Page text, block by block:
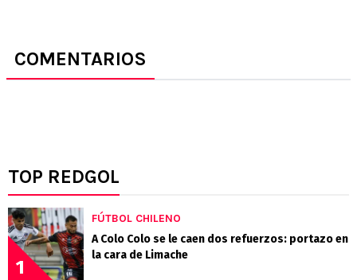
COMENTARIOS
TOP REDGOL
1
FÚTBOL CHILENO
A Colo Colo se le caen dos refuerzos: portazo en
la cara de Limache